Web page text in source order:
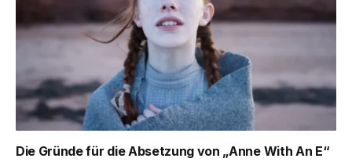
Die Gründe für die Absetzung von „Anne With An E“